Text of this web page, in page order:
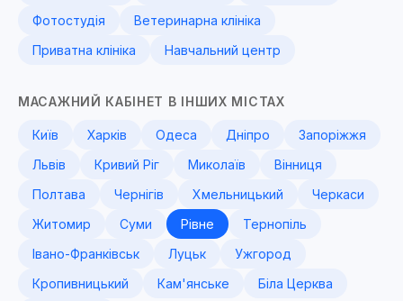
Фотостудія
Ветеринарна клініка
Приватна клініка
Навчальний центр
МАСАЖНИЙ КАБІНЕТ В ІНШИХ МІСТАХ
Київ Харків Одеса Дніпро
Запоріжжя
Львів
Кривий Ріг Миколаїв
Вінниця
Полтава
Чернігів Хмельницький
Черкаси
Житомир
Суми Рівне
Тернопіль
Івано-Франківськ
Луцьк
Ужгород
Кропивницький
Кам'янське Біла Церква